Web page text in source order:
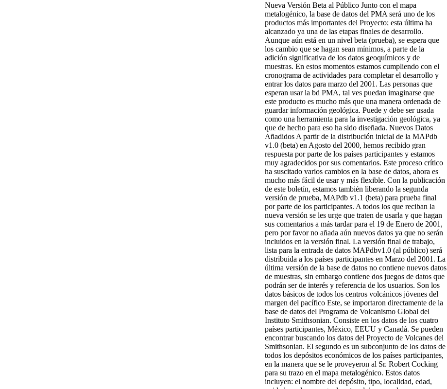
Nueva Versión Beta al Público Junto con el mapa
metalogénico, la base de datos del PMA será uno de los
productos más importantes del Proyecto; esta última ha
alcanzado ya una de las etapas finales de desarrollo.
Aunque aún está en un nivel beta (prueba), se espera que
los cambio que se hagan sean mínimos, a parte de la
adición significativa de los datos geoquímicos y de
muestras. En estos momentos estamos cumpliendo con el
cronograma de actividades para completar el desarrollo y
entrar los datos para marzo del 2001. Las personas que
esperan usar la bd PMA, tal ves puedan imaginarse que
este producto es mucho más que una manera ordenada de
guardar información geológica. Puede y debe ser usada
como una herramienta para la investigación geológica, ya
que de hecho para eso ha sido diseñada. Nuevos Datos
Añadidos A partir de la distribución inicial de la MAPdb
v1.0 (beta) en Agosto del 2000, hemos recibido gran
respuesta por parte de los países participantes y estamos
muy agradecidos por sus comentarios. Este proceso crítico
ha suscitado varios cambios en la base de datos, ahora es
mucho más fácil de usar y más flexible. Con la publicación
de este boletín, estamos también liberando la segunda
versión de prueba, MAPdb v1.1 (beta) para prueba final
por parte de los participantes. A todos los que reciban la
nueva versión se les urge que traten de usarla y que hagan
sus comentarios a más tardar para el 19 de Enero de 2001,
pero por favor no añada aún nuevos datos ya que no serán
incluidos en la versión final. La versión final de trabajo,
lista para la entrada de datos MAPdbv1.0 (al público) será
distribuida a los países participantes en Marzo del 2001. La
última versión de la base de datos no contiene nuevos datos
de muestras, sin embargo contiene dos juegos de datos que
podrán ser de interés y referencia de los usuarios. Son los
datos básicos de todos los centros volcánicos jóvenes del
margen del pacífico Este, se importaron directamente de la
base de datos del Programa de Volcanismo Global del
Instituto Smithsonian. Consiste en los datos de los cuatro
países participantes, México, EEUU y Canadá. Se pueden
encontrar buscando los datos del Proyecto de Volcanes del
Smithsonian. El segundo es un subconjunto de los datos de
todos los depósitos económicos de los países participantes,
en la manera que se le proveyeron al Sr. Robert Cocking
para su trazo en el mapa metalogénico. Estos datos
incluyen: el nombre del depósito, tipo, localidad, edad,